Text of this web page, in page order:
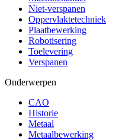
Niet-verspanen
Oppervlaktetechniek
Plaatbewerking
Robotisering
Toelevering
Verspanen
Onderwerpen
CAO
Historie
Metaal
Metaalbewerking